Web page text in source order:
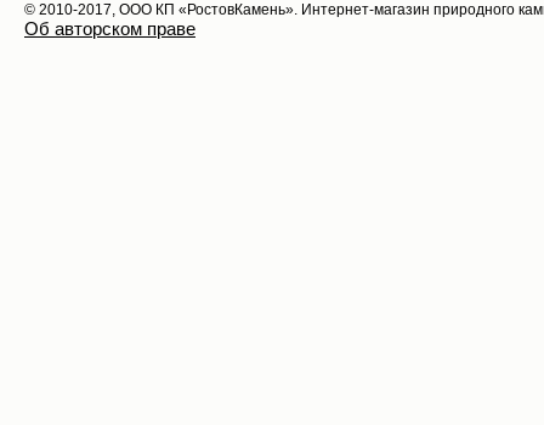
© 2010-2017, ООО КП «РостовКамень». Интернет-магазин природного
Об авторском праве